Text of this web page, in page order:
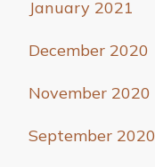
January 2021
December 2020
November 2020
September 2020